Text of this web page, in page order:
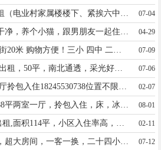
07-04
04-29
07-09
华腾园小区 有现屋出租，50平，南北通透，采光好，交通方便，正街、医院、学校、市场都近，适合陪读及个人租住，屋里东西齐全，拎包入住，有意者电话：15549949444 徐女士 07-06
02-07
08-01
02-11
望奎家庭式日租房，超大房间，一客一换，二十四小时热水，冰箱，电视，洗衣机，空调，wifi，洗漱用品齐全，优雅的环境，家的感觉！微信电话同步:13384553230 07-12